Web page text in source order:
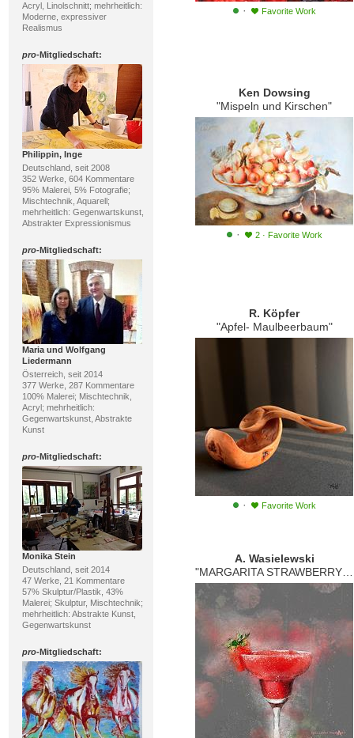
Acryl, Linolschnitt; mehrheitlich:
Moderne, expressiver
Realismus
pro-Mitgliedschaft:
Philippin, Inge
Deutschland, seit 2008
352 Werke, 604 Kommentare
95% Malerei, 5% Fotografie;
Mischtechnik, Aquarell;
mehrheitlich: Gegenwartskunst,
Abstrakter Expressionismus
pro-Mitgliedschaft:
Maria und Wolfgang
Liedermann
Österreich, seit 2014
377 Werke, 287 Kommentare
100% Malerei; Mischtechnik,
Acryl; mehrheitlich:
Gegenwartskunst, Abstrakte
Kunst
pro-Mitgliedschaft:
Monika Stein
Deutschland, seit 2014
47 Werke, 21 Kommentare
57% Skulptur/Plastik, 43%
Malerei; Skulptur, Mischtechnik;
mehrheitlich: Abstrakte Kunst,
Gegenwartskunst
pro-Mitgliedschaft:
· Favorite Work
Ken Dowsing
"Mispeln und Kirschen"
· 2 · Favorite Work
R. Köpfer
"Apfel- Maulbeerbaum"
· Favorite Work
A. Wasielewski
"MARGARITA STRAWBERRY GREY"